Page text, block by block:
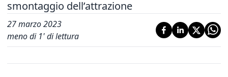
smontaggio dell’attrazione
27 marzo 2023
meno di 1' di lettura